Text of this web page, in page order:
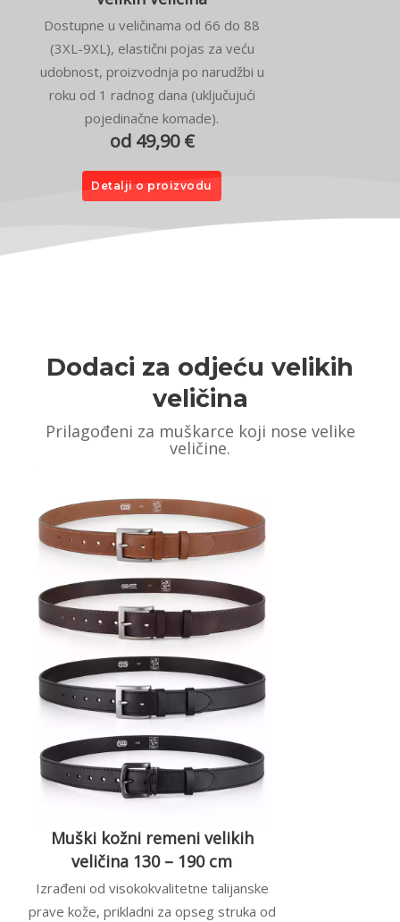
Dostupne u veličinama od 66 do 88
(3XL-9XL), elastični pojas za veću
udobnost, proizvodnja po narudžbi u
roku od 1 radnog dana (uključujući
pojedinačne komade).
od 49,90 €
Detalji o proizvodu
Dodaci za odjeću velikih
veličina
Prilagođeni za muškarce koji nose velike
veličine.
Muški kožni remeni velikih
veličina 130 – 190 cm
Izrađeni od visokokvalitetne talijanske
prave kože, prikladni za opseg struka od